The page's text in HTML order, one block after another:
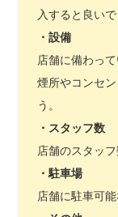
入すると良いで
・設備
店舗に備わっ
煙所やコンセ
う。
・スタッフ数
店舗のスタッフ
・駐車場
店舗に駐車可